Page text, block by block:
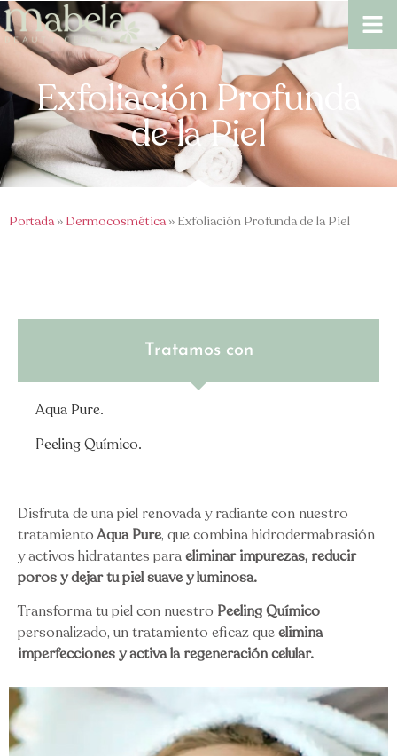
Exfoliación Profunda
de la Piel
Portada» Dermocosmética» Exfoliación Profunda de la Piel
Tratamos con
Aqua Pure.
Peeling Químico.
Disfruta de una piel renovada y radiante con nuestro
tratamientoAqua Pure, que combina hidrodermabrasión
y activos hidratantes paraeliminar impurezas, reducir
poros y dejar tu piel suave y luminosa.
Transforma tu piel con nuestro Peeling Químico
personalizado, un tratamiento eficaz queelimina
imperfecciones y activa la regeneración celular.